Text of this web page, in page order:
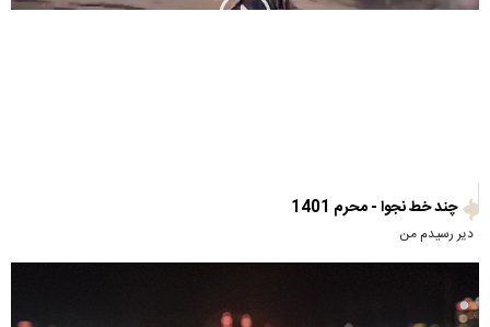
چند خط نجوا - محرم 1401
دیر رسیدم من